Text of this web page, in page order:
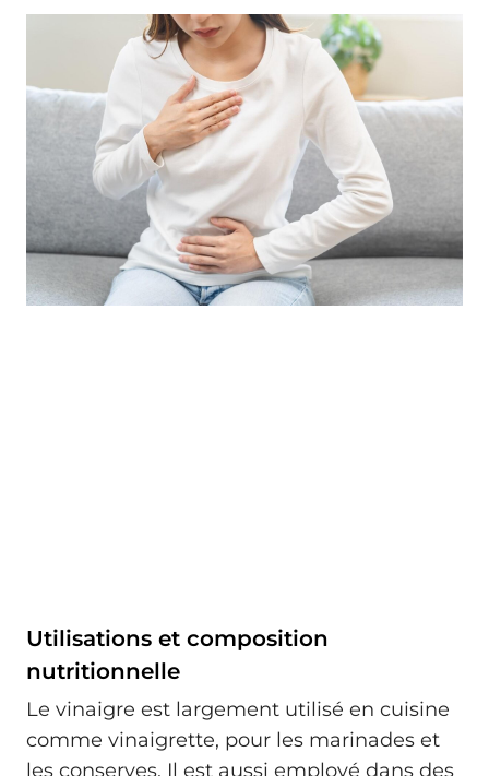
Utilisations et composition
nutritionnelle
Le vinaigre est largement utilisé en cuisine
comme vinaigrette, pour les marinades et
les conserves. Il est aussi employé dans des